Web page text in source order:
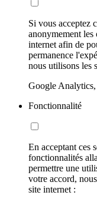
Si vous acceptez
anonymement les
internet afin de
permanence
nous utilisons les
Google
Fonctionnalité
En acceptant ces
fonctionnalités
permettre une
votre accord,
site internet :